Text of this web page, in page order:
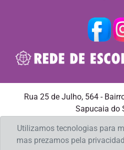
Rua 25 de Julho, 564 -
Sapucaia do
Utilizamos tecnologias para
mas prezamos pela